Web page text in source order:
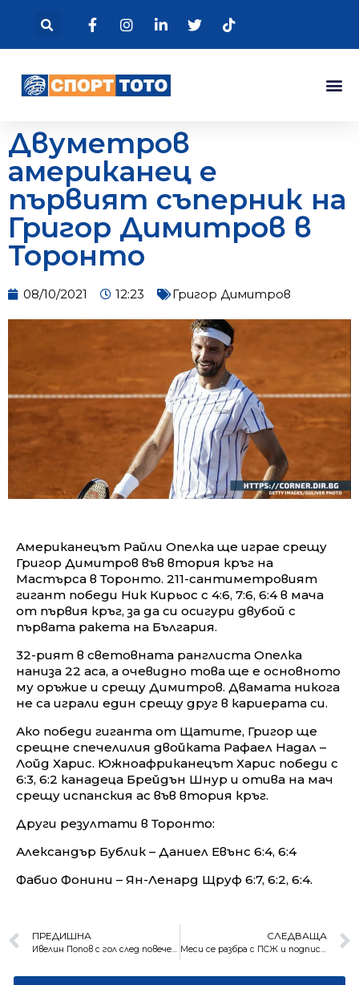
Двуметров
американец е
първият съперник на
Григор Димитров в
Торонто
08/10/2021 12:23 Григор Димитров
Американецът Райли Опелка ще играе срещу
Григор Димитров във втория кръг на
Мастърса в Торонто. 211-сантиметровият
гигант победи Ник Кирьос с 4:6, 7:6, 6:4 в мача
от първия кръг, за да си осигури двубой с
първата ракета на България.
32-рият в световната ранглиста Опелка
наниза 22 аса, а очевидно това ще е основното
му оръжие и срещу Димитров. Двамата никога
не са играли един срещу друг в кариерата си.
Ако победи гиганта от Щатите, Григор ще
срещне спечелилия двойката Рафаел Надал –
Лойд Харис. Южноафриканецът Харис победи с
6:3, 6:2 канадеца Брейдън Шнур и отива на мач
срещу испанския ас във втория кръг.
Други резултати в Торонто:
Александър Бублик – Даниел Евънс 6:4, 6:4
Фабио Фонини – Ян-Ленард Щруф 6:7, 6:2, 6:4.
ПРЕДИШНА
Ивелин Попов с гол след повече от година пауза
СЛЕДВАЩА
Меси се разбра с ПСЖ и подписва с клуба за 2 години